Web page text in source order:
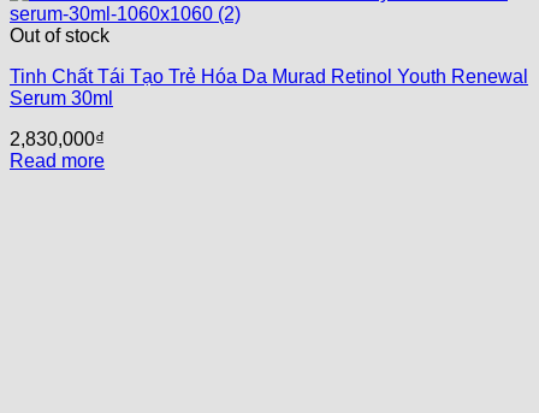
Out of stock
Tinh Chất Tái Tạo Trẻ Hóa Da Murad Retinol Youth Renewal
Serum 30ml
2,830,000₫
Read more